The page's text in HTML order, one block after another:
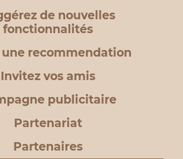
de nouvelles
fonctionnalités
une recommendation
Invitez vos amis
publicitaire
Partenariat
Partenaires